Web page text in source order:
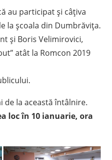
au participat și câțiva
la școala din Dumbrăvița.
și Boris Velimirovici,
atât la Romcon 2019
de la această întâlnire.
loc în 10 ianuarie, ora